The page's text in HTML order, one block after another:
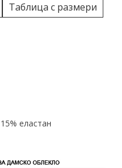
Таблица с размери
еластан